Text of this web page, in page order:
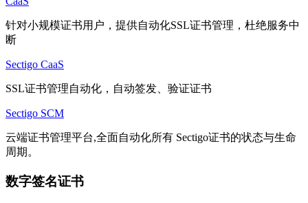
针对小规模证书用户，提供自动化SSL证书管理，杜绝服务中
断
Sectigo CaaS
SSL证书管理自动化，自动签发、验证证书
Sectigo SCM
云端证书管理平台,全面自动化所有 Sectigo证书的状态与生命
周期。
数字签名证书